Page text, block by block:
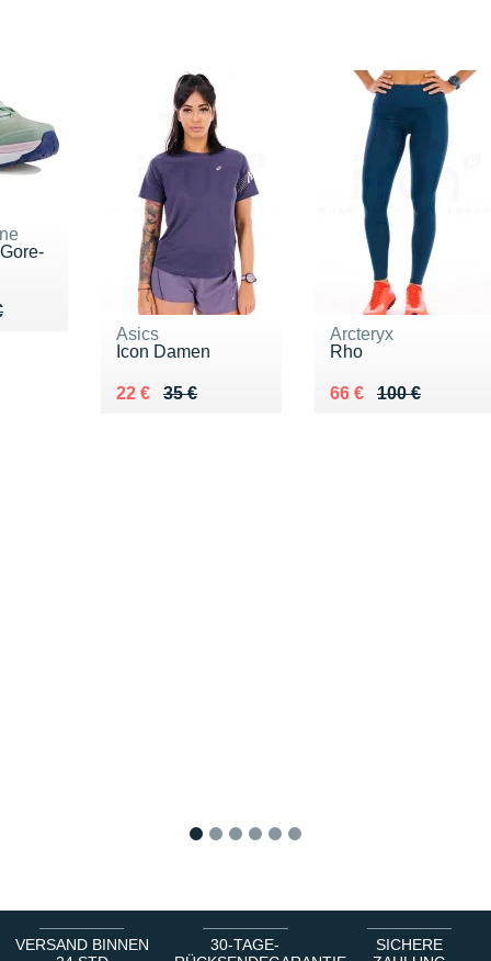
€
Asics
Icon Damen
35 €
Au lieu de 35 €
22 €
Vendu 22 €
Arcteryx
Rho
100 €
Au lieu de 100 €
66 €
Vendu 66 €
VERSAND BINNEN
30-TAGE-
SICHERE